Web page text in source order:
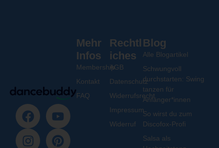
Rechtl
iches
AGB
Datenschutz
Widerrufsrecht
Impressum
Widerruf
Mehr
Infos
Membership
Kontakt
FAQ
Blog
Alle Blogartikel
Schwungvoll
durchstarten: Swing
tanzen für
Anfänger*innen
So wirst du zum
Discofox-Profi
Salsa als